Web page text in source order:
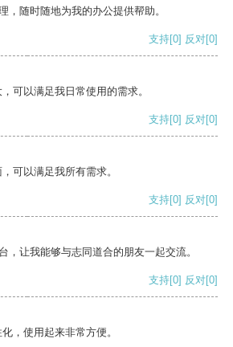
，随时随地为我的办公提供帮助。
支持[0] 反对[0]
可以满足我日常使用的需求。
支持[0] 反对[0]
可以满足我所有需求。
支持[0] 反对[0]
，让我能够与志同道合的朋友一起交流。
支持[0] 反对[0]
，使用起来非常方便。